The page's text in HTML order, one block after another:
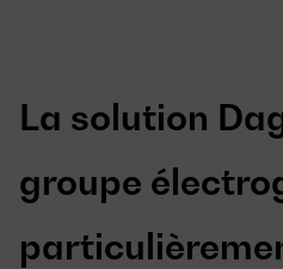
La solution
groupe